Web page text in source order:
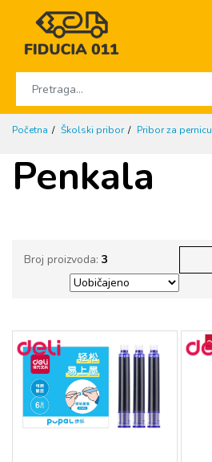
Početna Školski pribor Pribor za pernicu
Penkala
Broj proizvoda: 3